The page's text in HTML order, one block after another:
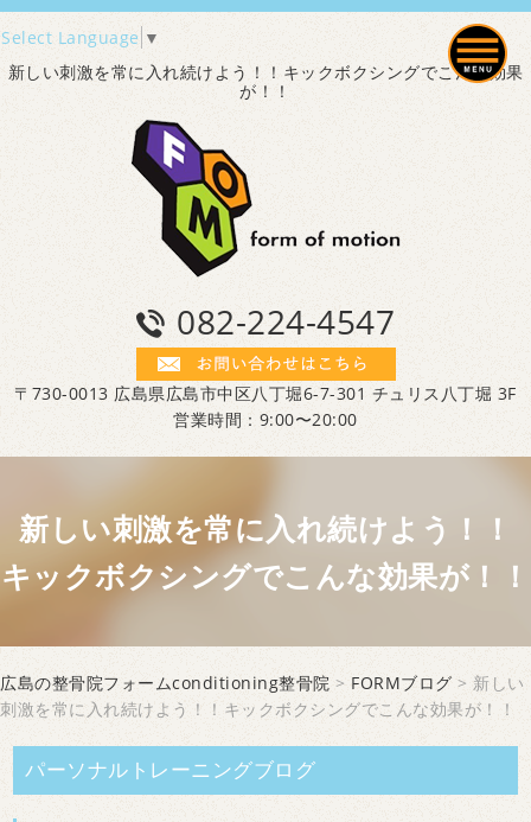
Select Language ▼
新しい刺激を常に入れ続けよう！！キックボクシングでこんな効果
が！！
082-224-4547
〒730-0013 広島県広島市中区八丁堀6-7-301 チュリス八丁堀 3F
営業時間：9:00〜20:00
新しい刺激を常に入れ続けよう！！
キックボクシングでこんな効果が！！
広島の整骨院フォームconditioning整骨院 > FORMブログ > 新しい
刺激を常に入れ続けよう！！キックボクシングでこんな効果が！！
パーソナルトレーニングブログ